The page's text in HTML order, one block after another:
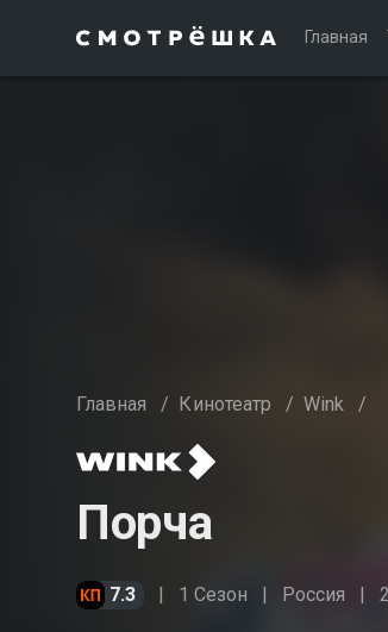
Главная
Главная / Кинотеатр / Wink /
Порча
7.3 1 Сезон Россия